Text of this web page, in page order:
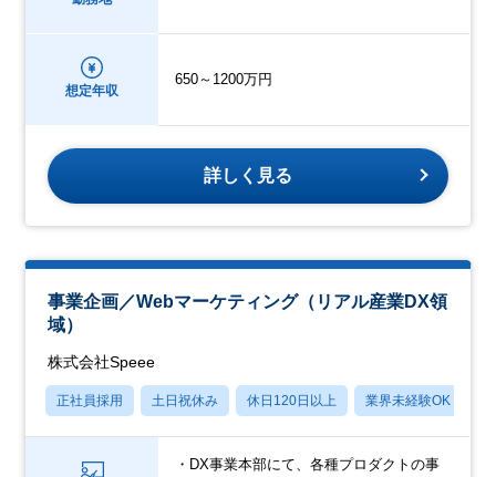
想定年収
650～1200万円
詳しく見る
事業企画／Webマーケティング（リアル産業DX領
域）
株式会社Speee
正社員採用 土日祝休み 休日120日以上 業界未経験OK
・DX事業本部にて、各種プロダクトの事